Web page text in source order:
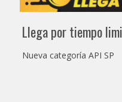
Llega por tiempo
Nueva categoría API SP